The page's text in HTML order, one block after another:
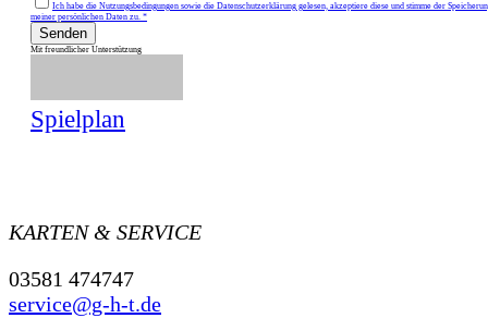
Ich habe die Nutzungsbedingungen sowie die Datenschutzerklärung gelesen, akzeptiere diese und stimme der
meiner persönlichen Daten zu. *
Senden
Mit freundlicher Unterstützung
Spielplan
KARTEN & SERVICE
03581 474747
service@g-h-t.de